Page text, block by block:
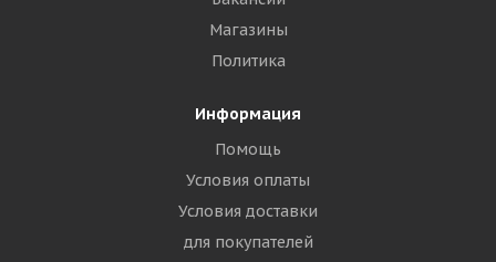
Магазины
Политика
Информация
Помощь
Условия оплаты
Условия доставки
для покупателей